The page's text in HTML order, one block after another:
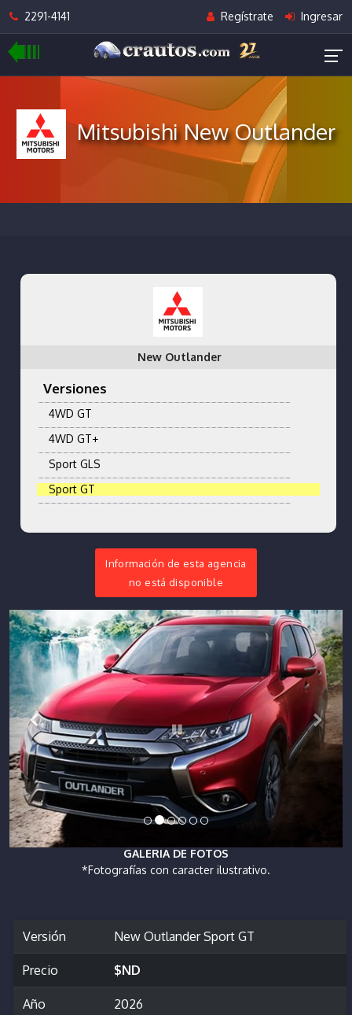
2291-4141 Regístrate Ingresar
Mitsubishi New Outlander
New Outlander
Versiones
4WD GT
4WD GT+
Sport GLS
Sport GT
Información de esta agencia
no está disponible
GALERIA DE FOTOS
*Fotografías con caracter ilustrativo.
Versión New Outlander Sport GT
Precio $ND
Año 2026